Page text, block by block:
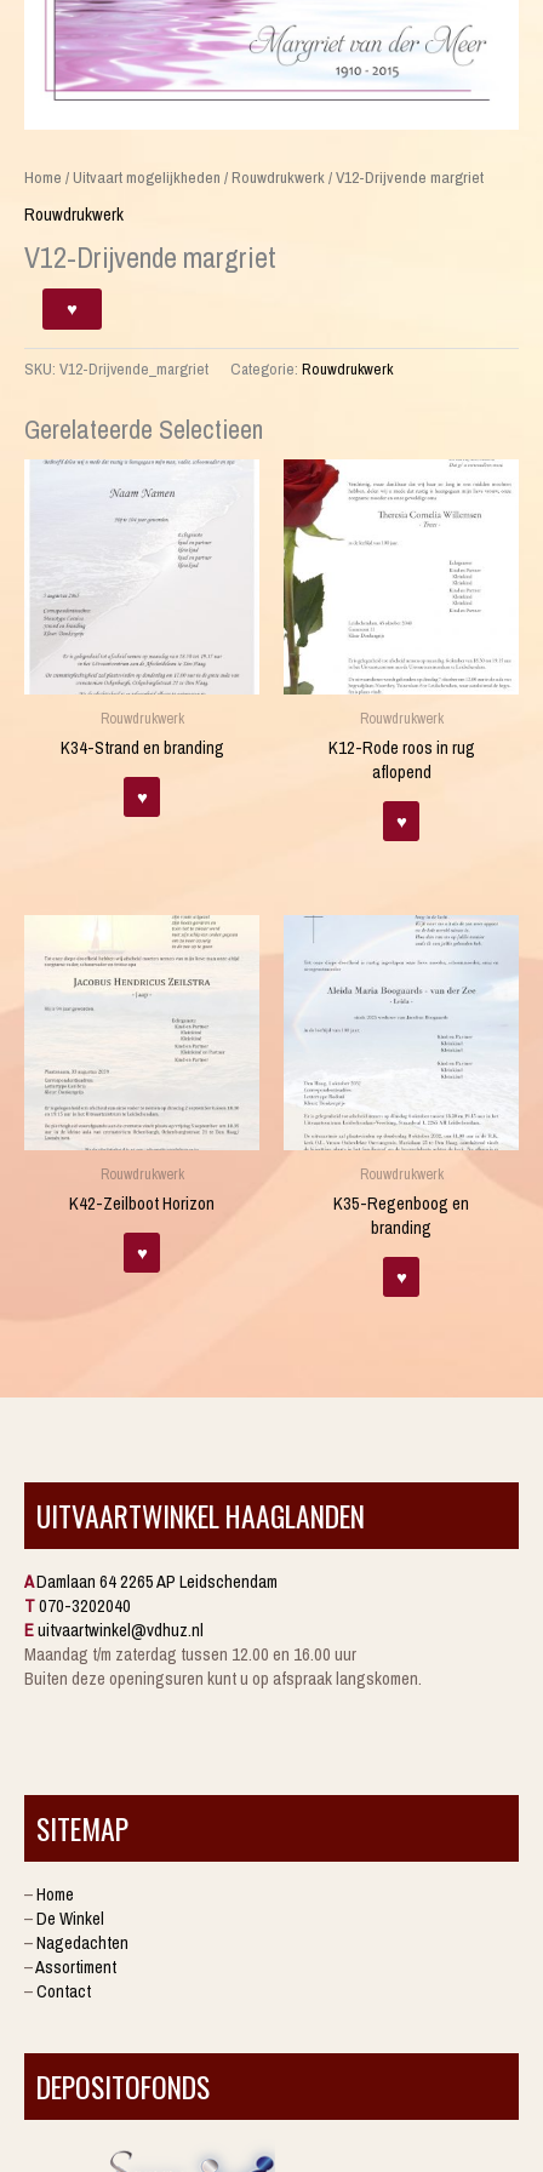
Home /Uitvaart mogelijkheden /Rouwdrukwerk/ V12-Drijvende margriet
Rouwdrukwerk
V12-Drijvende margriet
Drijvende
margriet
aantal
♥
SKU: V12-Drijvende_margriet Categorie: Rouwdrukwerk
Gerelateerde Selectieen
Rouwdrukwerk
K34-Strand en branding
♥
Rouwdrukwerk
K12-Rode roos in rug
aflopend
♥
Rouwdrukwerk
K42-Zeilboot Horizon
♥
Rouwdrukwerk
K35-Regenboog en
branding
♥
UITVAARTWINKEL HAAGLANDEN
ADamlaan 64 2265 AP Leidschendam
T070-3202040
Euitvaartwinkel@vdhuz.nl
Maandag t/m zaterdag tussen 12.00 en 16.00 uur
Buiten deze openingsuren kunt u op afspraak langskomen.
SITEMAP
–Home
–De Winkel
–Nagedachten
–Assortiment
–Contact
DEPOSITOFONDS